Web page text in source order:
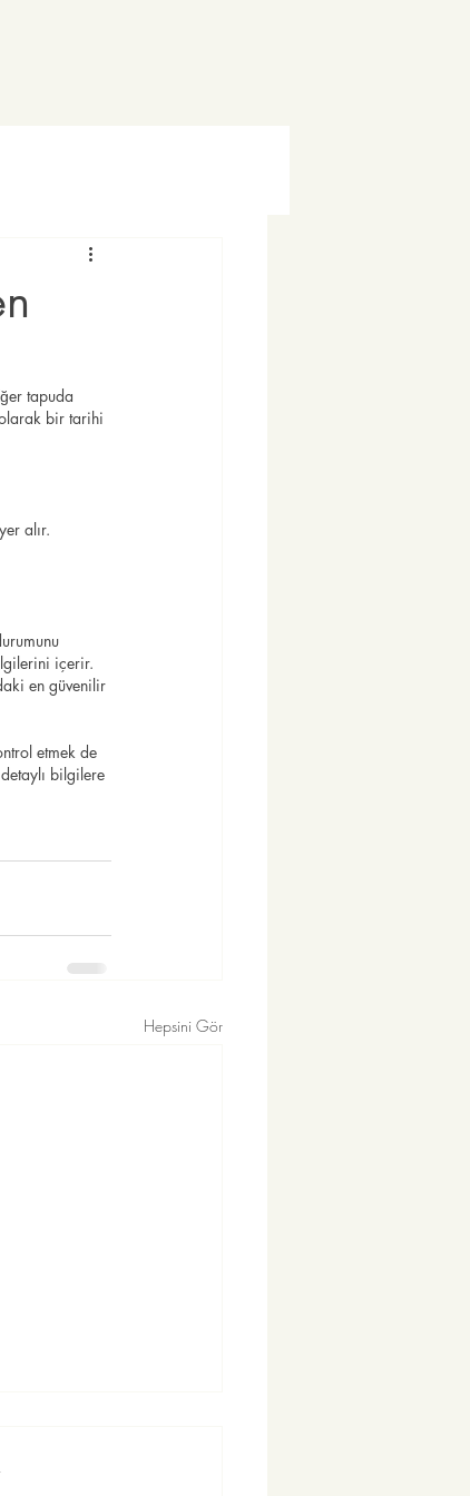
tapuda
bir tarihi
alır.
içerir.
en güvenilir
etmek de
bilgilere
Hepsini Gör